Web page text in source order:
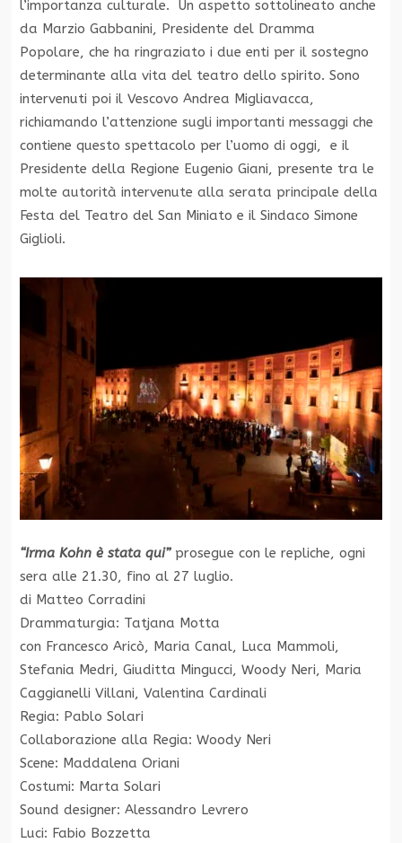
l’importanza culturale. Un aspetto sottolineato anche
da Marzio Gabbanini, Presidente del Dramma
Popolare, che ha ringraziato i due enti per il sostegno
determinante alla vita del teatro dello spirito. Sono
intervenuti poi il Vescovo Andrea Migliavacca,
richiamando l’attenzione sugli importanti messaggi che
contiene questo spettacolo per l’uomo di oggi, e il
Presidente della Regione Eugenio Giani, presente tra le
molte autorità intervenute alla serata principale della
Festa del Teatro del San Miniato e il Sindaco Simone
Giglioli.
“Irma Kohn è stata qui”prosegue con le repliche, ogni
sera alle 21.30, fino al 27 luglio.
di Matteo Corradini
Drammaturgia: Tatjana Motta
con Francesco Aricò, Maria Canal, Luca Mammoli,
Stefania Medri, Giuditta Mingucci, Woody Neri, Maria
Caggianelli Villani, Valentina Cardinali
Regia: Pablo Solari
Collaborazione alla Regia: Woody Neri
Scene: Maddalena Oriani
Costumi: Marta Solari
Sound designer: Alessandro Levrero
Luci: Fabio Bozzetta